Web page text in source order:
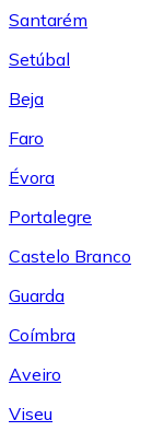
Santarém
Setúbal
Beja
Faro
Évora
Portalegre
Castelo Branco
Guarda
Coímbra
Aveiro
Viseu